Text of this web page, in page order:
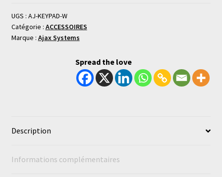
UGS : AJ-KEYPAD-W
Catégorie : ACCESSOIRES
Marque : Ajax Systems
Spread the love
Description
Informations complémentaires